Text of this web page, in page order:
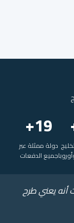
19+
دولة ممثلة عبر
جميع الدفعات
أنه يعني طرح